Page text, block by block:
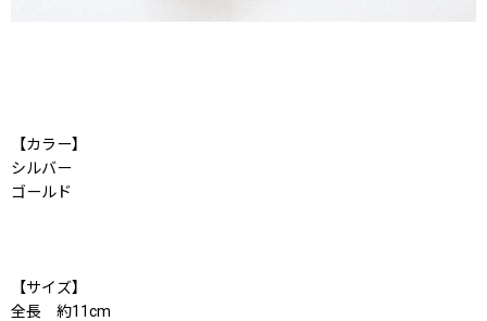
【カラー】
シルバー
ゴールド
【サイズ】
全長 約11cm